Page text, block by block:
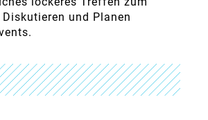
und Planen